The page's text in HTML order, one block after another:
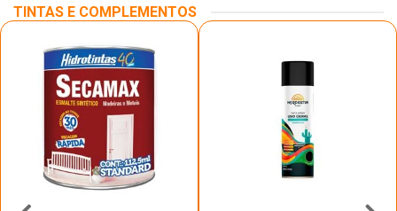
TINTAS E COMPLEMENTOS